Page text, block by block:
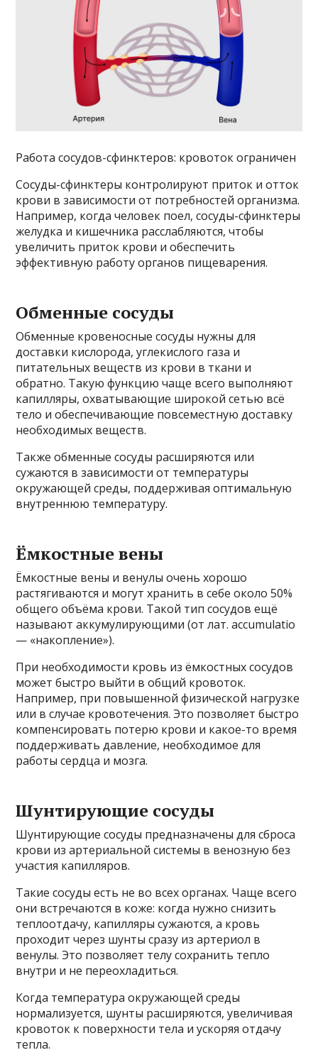
Работа сосудов-сфинктеров: кровоток ограничен
Сосуды-сфинктеры контролируют приток и отток
крови в зависимости от потребностей организма.
Например, когда человек поел, сосуды-сфинктеры
желудка и кишечника расслабляются, чтобы
увеличить приток крови и обеспечить
эффективную работу органов пищеварения.
Обменные сосуды
Обменные кровеносные сосуды нужны для
доставки кислорода, углекислого газа и
питательных веществ из крови в ткани и
обратно. Такую функцию чаще всего выполняют
капилляры, охватывающие широкой сетью всё
тело и обеспечивающие повсеместную доставку
необходимых веществ.
Также обменные сосуды расширяются или
сужаются в зависимости от температуры
окружающей среды, поддерживая оптимальную
внутреннюю температуру.
Ёмкостные вены
Ёмкостные вены и венулы очень хорошо
растягиваются и могут хранить в себе около 50%
общего объёма крови. Такой тип сосудов ещё
называют аккумулирующими (от лат. accumulatio
— «накопление»).
При необходимости кровь из ёмкостных сосудов
может быстро выйти в общий кровоток.
Например, при повышенной физической нагрузке
или в случае кровотечения. Это позволяет быстро
компенсировать потерю крови и какое-то время
поддерживать давление, необходимое для
работы сердца и мозга.
Шунтирующие сосуды
Шунтирующие сосуды предназначены для сброса
крови из артериальной системы в венозную без
участия капилляров.
Такие сосуды есть не во всех органах. Чаще всего
они встречаются в коже: когда нужно снизить
теплоотдачу, капилляры сужаются, а кровь
проходит через шунты сразу из артериол в
венулы. Это позволяет телу сохранить тепло
внутри и не переохладиться.
Когда температура окружающей среды
нормализуется, шунты расширяются, увеличивая
кровоток к поверхности тела и ускоряя отдачу
тепла.